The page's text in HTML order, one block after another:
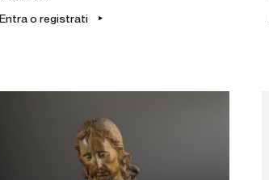
Entra o registrati